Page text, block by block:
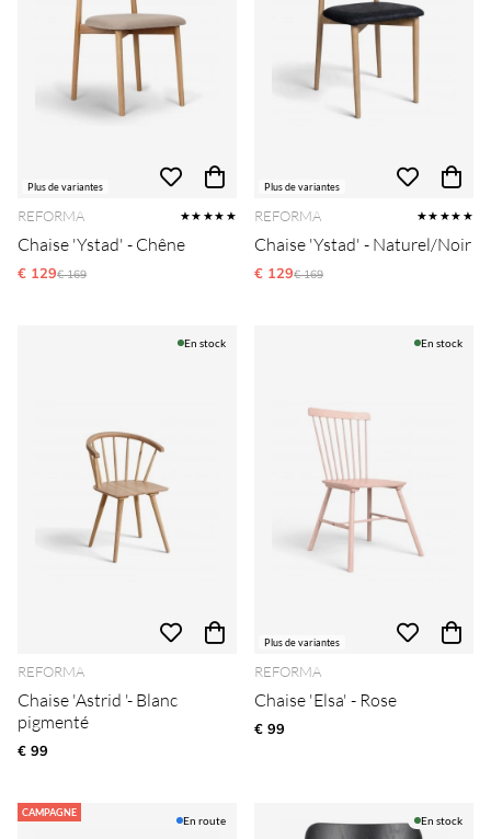
Plus de variantes
REFORMA ★★★★★
Chaise 'Ystad' - Chêne
€ 129Prix régulier:
€ 169
Plus de variantes
REFORMA ★★★★★
Chaise 'Ystad' - Naturel/Noir
€ 129Prix régulier:
€ 169
En stock
REFORMA
Chaise 'Astrid '- Blanc
pigmenté
€ 99
Plus de variantes
En stock
REFORMA
Chaise 'Elsa' - Rose
€ 99
CAMPAGNE
En route En stock